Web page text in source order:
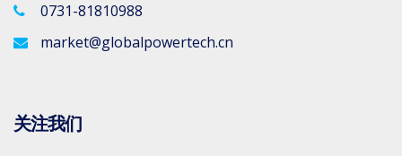
0731-81810988
market@globalpowertech.cn
关注我们